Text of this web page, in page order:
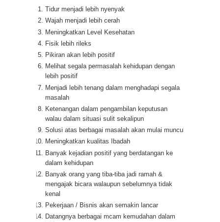
Tidur menjadi lebih nyenyak
Wajah menjadi lebih cerah
Meningkatkan Level Kesehatan
Fisik lebih rileks
Pikiran akan lebih positif
Melihat segala permasalah kehidupan dengan
lebih positif
Menjadi lebih tenang dalam menghadapi segala
masalah
Ketenangan dalam pengambilan keputusan
walau dalam situasi sulit sekalipun
Solusi atas berbagai masalah akan mulai muncul
Meningkatkan kualitas Ibadah
Banyak kejadian positif yang berdatangan ke
dalam kehidupan
Banyak orang yang tiba-tiba jadi ramah &
mengajak bicara walaupun sebelumnya tidak
kenal
Pekerjaan / Bisnis akan semakin lancar
Datangnya berbagai mcam kemudahan dalam